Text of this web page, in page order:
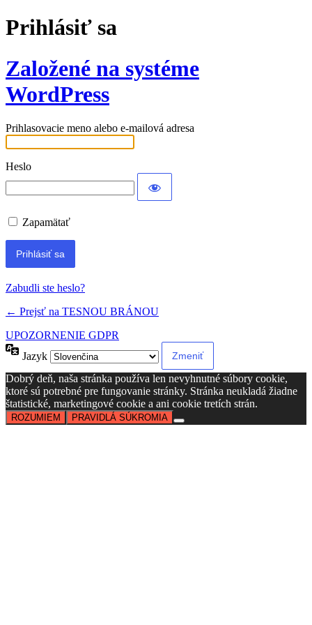
Prihlásiť sa
Založené na systéme
WordPress
Prihlasovacie meno alebo e-mailová adresa
Heslo
Zapamätať
Zabudli ste heslo?
← Prejsť na TESNOU BRÁNOU
UPOZORNENIE GDPR
Jazyk
Dobrý deň, naša stránka používa len nevyhnutné súbory cookie,
ktoré sú potrebné pre fungovanie stránky. Stránka neukladá žiadne
štatistické, marketingové cookie a ani cookie tretích strán.
ROZUMIEM PRAVIDLÁ SÚKROMIA